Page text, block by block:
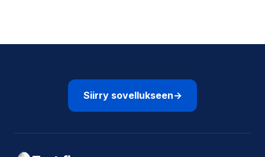
Siirry sovellukseen→